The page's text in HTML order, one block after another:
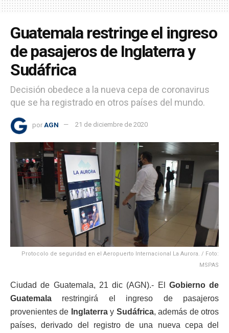
Guatemala restringe el ingreso
de pasajeros de Inglaterra y
Sudáfrica
Decisión obedece a la nueva cepa de coronavirus
que se ha registrado en otros países del mundo.
por AGN 21 de diciembre de 2020
Protocolo de seguridad en el Aeropuerto Internacional La Aurora. / Foto:
MSPAS
Ciudad de Guatemala, 21 dic (AGN).- El Gobierno de
Guatemala restringirá el ingreso de pasajeros
provenientes de Inglaterray Sudáfrica, además de otros
países, derivado del registro de una nueva cepa del